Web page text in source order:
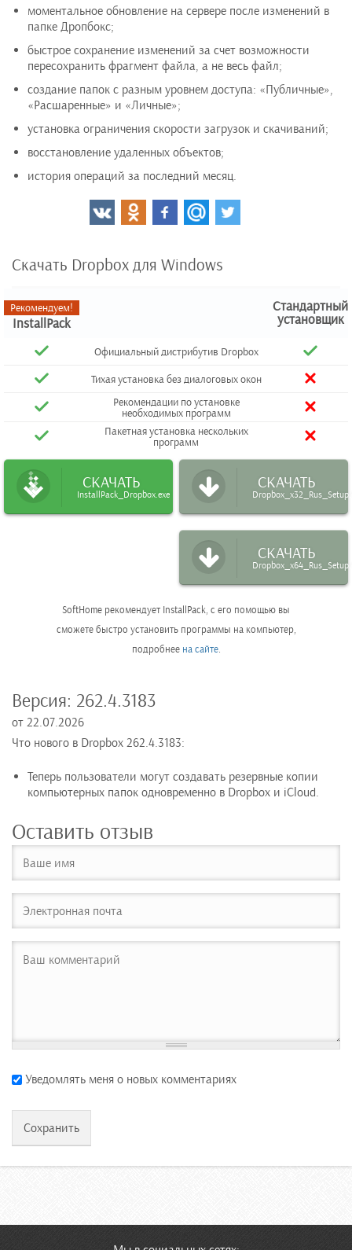
моментальное обновление на сервере после изменений в
папке Дропбокс;
быстрое сохранение изменений за счет возможности
пересохранить фрагмент файла, а не весь файл;
создание папок с разным уровнем доступа: «Публичные»,
«Расшаренные» и «Личные»;
установка ограничения скорости загрузок и скачиваний;
восстановление удаленных объектов;
история операций за последний месяц.
Скачать Dropbox для Windows
Рекомендуем!
InstallPack
Стандартный
установщик
Официальный дистрибутив Dropbox
Тихая установка без диалоговых окон
Рекомендации по установке
необходимых программ
Пакетная установка нескольких
программ
СКАЧАТЬ
InstallPack_Dropbox.exe
СКАЧАТЬ
СКАЧАТЬ
SoftHome рекомендует InstallPack, с его помощью вы
сможете быстро установить программы на компьютер,
подробнее на сайте.
Версия: 262.4.3183
от 22.07.2026
Что нового в Dropbox 262.4.3183:
Теперь пользователи могут создавать резервные копии
компьютерных папок одновременно в Dropbox и iCloud.
Оставить отзыв
Уведомлять меня о новых комментариях